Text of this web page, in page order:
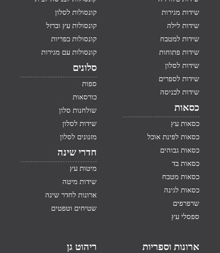
שידות מגירות
שידות לילה
שידות למטבח
שידות פתוחות
שידות לסלון
שידות לספרים
שידות לכניסה
כסאות
כסאות עץ
כסאות לפינת אוכל
כסאות גבוהים
כסאות בד
כסאות מטבח
כסאות לגינה
שרפרפים
ספסלי עץ
קונסולות לסלון
קונסולות עץ וברזל
קונסולות כפריות
קונסולות עם מגירות
סלונים
ספות
כורסאות
שולחנות סלון
שידות לסלון
מזנונים לסלון
חדרי שינה
מיטות עץ
שידות מיטה
ארונות לחדר שינה
שטיחים וטפטים
ארונות וספריות ריהוט גן